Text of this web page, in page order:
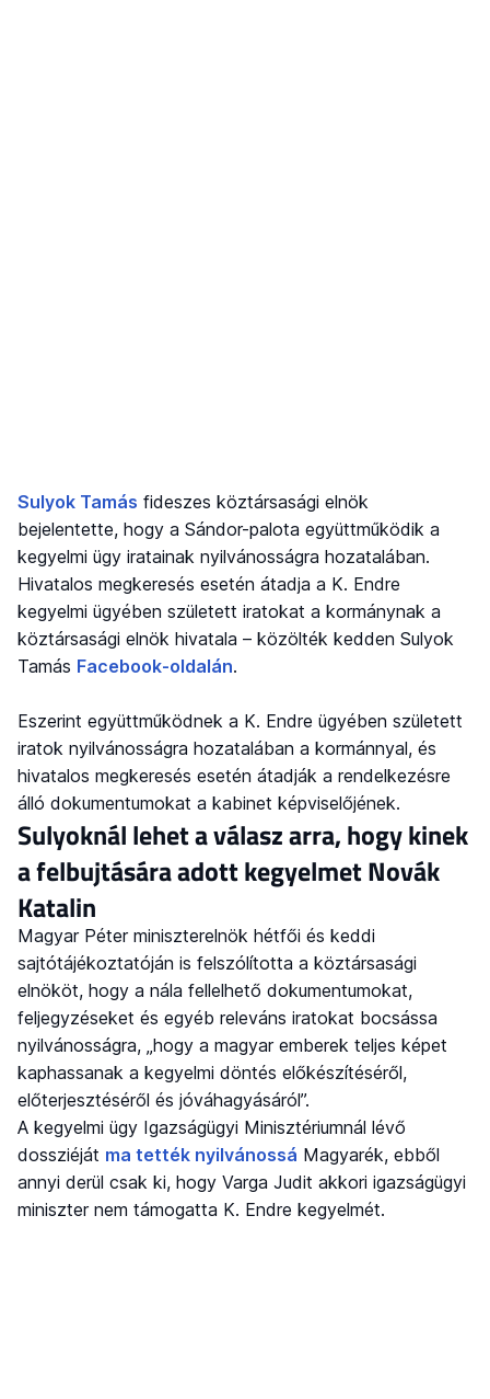
Sulyok Tamás fideszes köztársasági elnök
bejelentette, hogy a Sándor-palota együttműködik a
kegyelmi ügy iratainak nyilvánosságra hozatalában.
Hivatalos megkeresés esetén átadja a K. Endre
kegyelmi ügyében született iratokat a kormánynak a
köztársasági elnök hivatala – közölték kedden Sulyok
Tamás Facebook-oldalán.
Eszerint együttműködnek a K. Endre ügyében született
iratok nyilvánosságra hozatalában a kormánnyal, és
hivatalos megkeresés esetén átadják a rendelkezésre
álló dokumentumokat a kabinet képviselőjének.
Sulyoknál lehet a válasz arra, hogy kinek
a felbujtására adott kegyelmet Novák
Katalin
Magyar Péter miniszterelnök hétfői és keddi
sajtótájékoztatóján is felszólította a köztársasági
elnököt, hogy a nála fellelhető dokumentumokat,
feljegyzéseket és egyéb releváns iratokat bocsássa
nyilvánosságra, „hogy a magyar emberek teljes képet
kaphassanak a kegyelmi döntés előkészítéséről,
előterjesztéséről és jóváhagyásáról”.
A kegyelmi ügy Igazságügyi Minisztériumnál lévő
dossziéját ma tették nyilvánossá Magyarék, ebből
annyi derül csak ki, hogy Varga Judit akkori igazságügyi
miniszter nem támogatta K. Endre kegyelmét.